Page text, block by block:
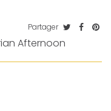
Partager
Afternoon